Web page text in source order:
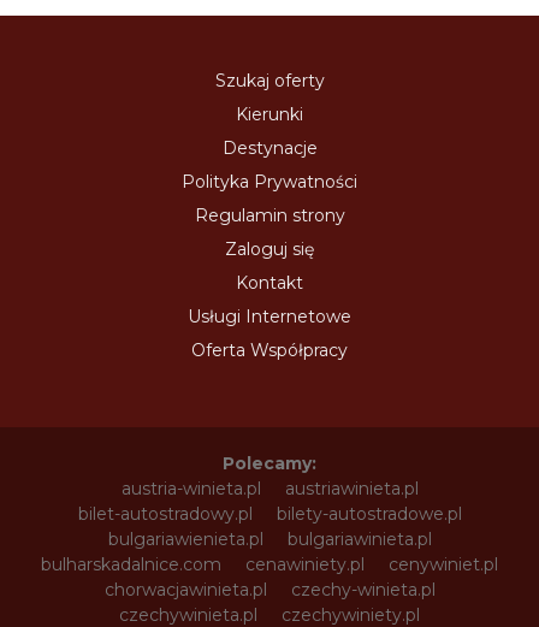
Szukaj oferty
Kierunki
Destynacje
Polityka Prywatności
Regulamin strony
Zaloguj się
Kontakt
Usługi Internetowe
Oferta Współpracy
Polecamy:
austria-winieta.pl
austriawinieta.pl
bilet-autostradowy.pl
bilety-autostradowe.pl
bulgariawienieta.pl
bulgariawinieta.pl
bulharskadalnice.com
cenawiniety.pl
cenywiniet.pl
chorwacjawinieta.pl
czechy-winieta.pl
czechywinieta.pl
czechywiniety.pl